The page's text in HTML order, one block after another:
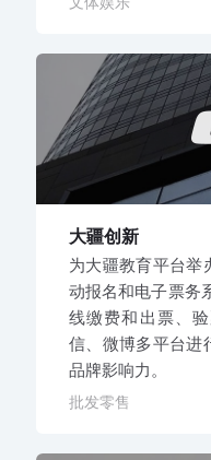
大疆创新
为大疆教育平台举
动报名和电子票务
线缴费和出票、
信、微博多平台进
品牌影响力。
批发零售